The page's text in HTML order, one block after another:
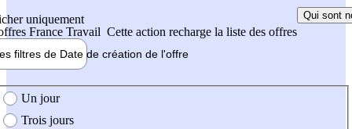
uniquement
France Travail Cette action recharge la liste des offres
Qui sont
filtres de Date de création de l'offre
création de l'offre
Un jour
Trois jours